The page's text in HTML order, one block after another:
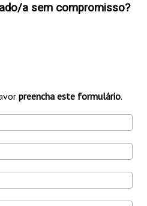
a sem compromisso?
preencha este formulário.